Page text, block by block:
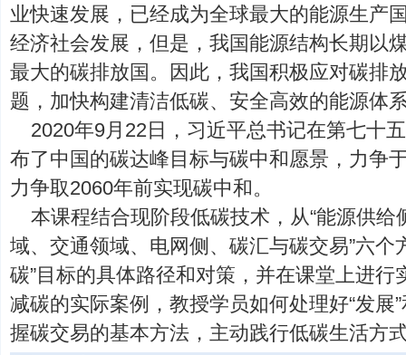
业快速发展，已经成为全球最大的能源生产
经济社会发展，但是，我国能源结构长期以
最大的碳排放国。因此，我国积极应对碳排
题，加快构建清洁低碳、安全高效的能源体
2020年9月22日，习近平总书记在第七十
布了中国的碳达峰目标与碳中和愿景，力争
力争取2060年前实现碳中和。
本课程结合现阶段低碳技术，从“能源供
域、交通领域、电网侧、碳汇与碳交易”六个
碳”目标的具体路径和对策，并在课堂上进行
减碳的实际案例，教授学员如何处理好“发展
握碳交易的基本方法，主动践行低碳生活方